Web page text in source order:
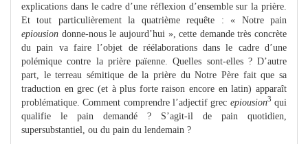
explications dans le cadre d’une réflexion d’ensemble sur la prière.
Et tout particulièrement la quatrième requête : « Notre pain
epiousion donne-nous le aujourd’hui », cette demande très concrète
du pain va faire l’objet de réélaborations dans le cadre d’une
polémique contre la prière païenne. Quelles sont-elles ? D’autre
part, le terreau sémitique de la prière du Notre Père fait que sa
traduction en grec (et à plus forte raison encore en latin) apparaît
problématique. Comment comprendre l’adjectif grec epiousion3 qui
qualifie le pain demandé ? S’agit-il de pain quotidien,
supersubstantiel, ou du pain du lendemain ?